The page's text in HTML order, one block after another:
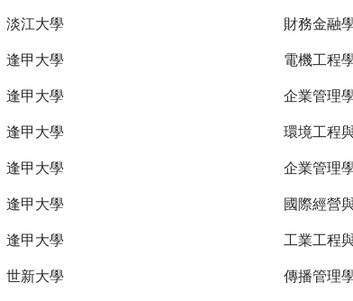
淡江大學
財務金融
逢甲大學
電機工程
逢甲大學
企業管理
逢甲大學
環境工程
逢甲大學
企業管理
逢甲大學
國際經營
逢甲大學
工業工程
世新大學
傳播管理